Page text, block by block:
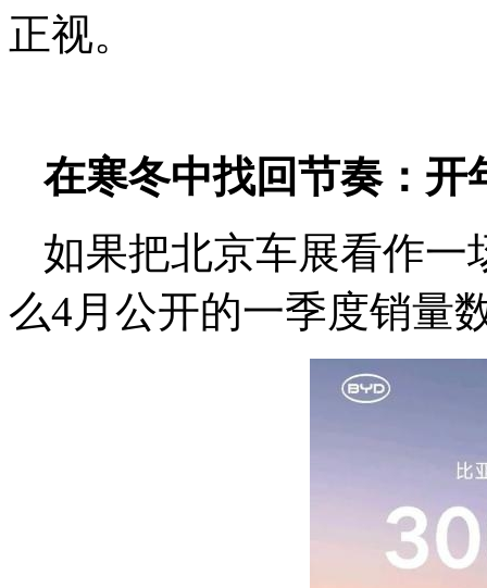
正视。
在寒冬中找回节奏：开
如果把北京车展看作一
么4月公开的一季度销量